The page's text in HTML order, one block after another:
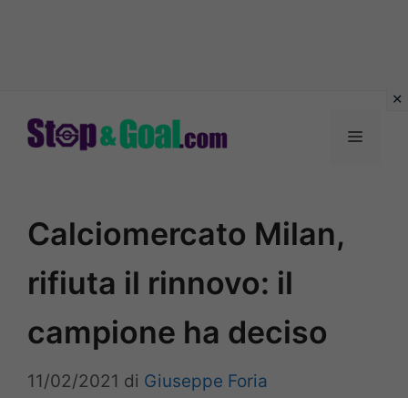
Menu
Calciomercato Milan,
rifiuta il rinnovo: il
campione ha deciso
11/02/2021 di Giuseppe Foria